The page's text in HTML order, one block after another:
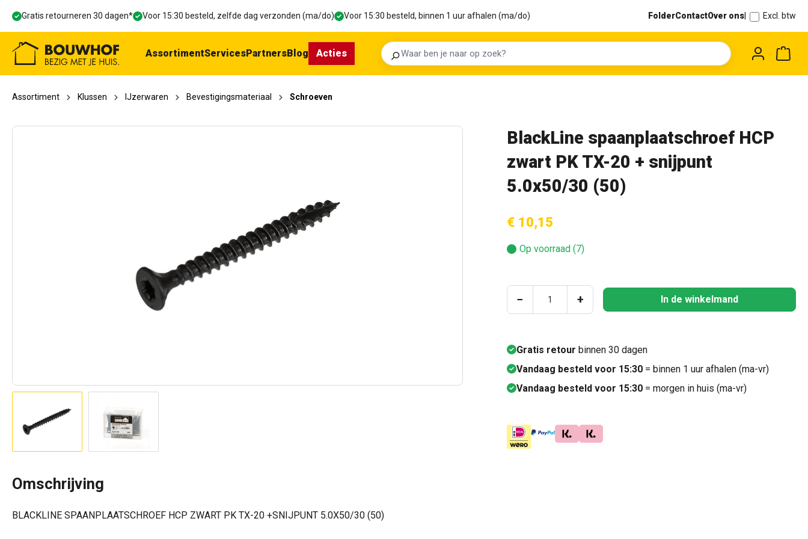
Ga naar de hoofdnavigatie
Gratis retourneren 30 dagen* Voor 15:30 besteld, zelfde dag verzonden (ma/do) Voor 15:30 besteld, binnen 1 uur afhalen (ma/do) FolderContactOver ons Excl. btw
Zoeken
AssortimentServicesPartnersBlog Acties
Assortiment Klussen IJzerwaren Bevestigingsmateriaal Schroeven
BlackLine spaanplaatschroef HCP
zwart PK TX-20 + snijpunt
5.0x50/30 (50)
€ 10,15
Op voorraad (7)
Producthoeveelheid: Voer de gewenste
− + In de winkelmand
Gratis retour binnen 30 dagen
Vandaag besteld voor 15:30= binnen 1 uur afhalen (ma-vr)
Vandaag besteld voor 15:30= morgen in huis (ma-vr)
Omschrijving
BLACKLINE SPAANPLAATSCHROEF HCP ZWART PK TX-20 +SNIJPUNT 5.0X50/30 (50)